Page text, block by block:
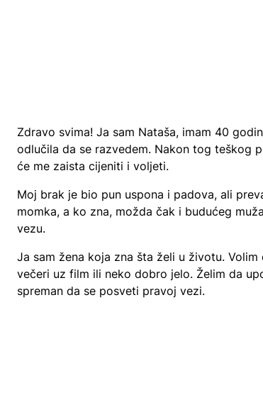
Zdravo svima! Ja sam Nataša, imam 40
odlučila da se razvedem. Nakon tog teškog
će me zaista cijeniti i voljeti.
Moj brak je bio pun uspona i padova, ali
momka, a ko zna, možda čak i budućeg
vezu.
Ja sam žena koja zna šta želi u životu.
večeri uz film ili neko dobro jelo. Želim da
spreman da se posveti pravoj vezi.